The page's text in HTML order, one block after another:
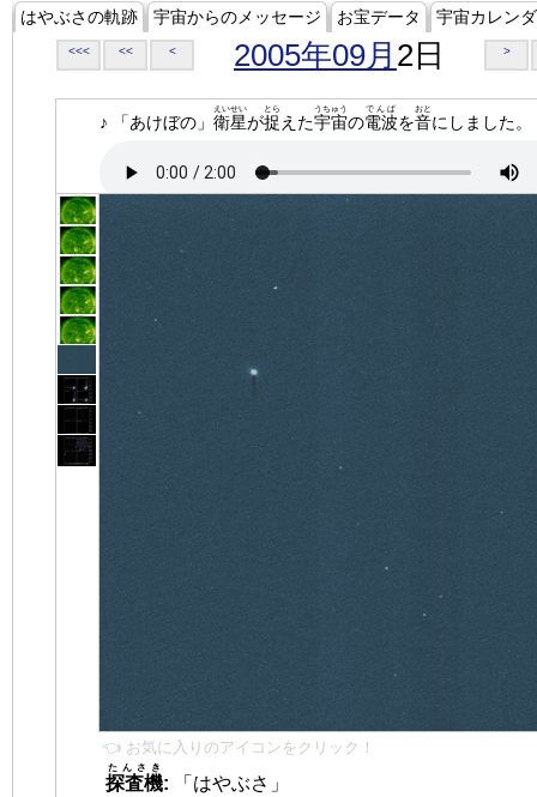
はやぶさの軌跡 宇宙からのメッセージ お宝データ 宇宙カレン
<<< << < 2005年09月 2日 >
♪ 「あけぼの」 衛星
えいせい
が捉
とら
えた宇宙
うちゅう
の電波
でんぱ
を音
おと
にしました。
👈 お気に入りのアイコンをクリック！
探査機
たんさき
:
「はやぶさ」